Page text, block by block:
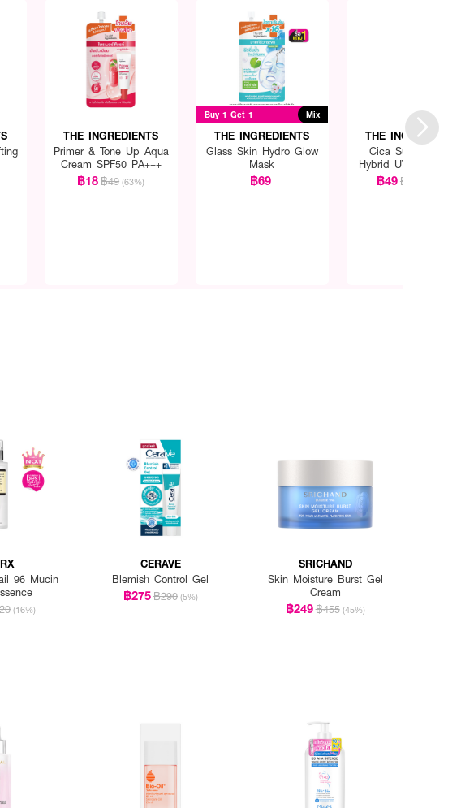
THE INGREDIENTS
Primer & Tone Up Aqua
Cream SPF50 PA+++
฿18฿49 (63%)
Buy 1 Get 1 Mix
THE INGREDIENTS
Glass Skin Hydro Glow
Mask
฿69
THE INGREDIENTS
Cica Sunny Bright
Hybrid UV Watery
SPF50+ PA++++
฿49฿159
96 Mucin
(16%)
CERAVE
Blemish Control Gel
฿275฿290 (5%)
SRICHAND
Skin Moisture Burst Gel
Cream
฿249฿455 (45%)